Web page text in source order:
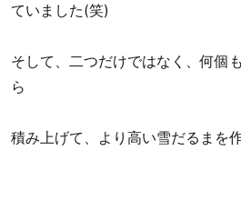
ていました(笑)
そして、二つだけではなく、何個
ら
積み上げて、より高い雪だるまを